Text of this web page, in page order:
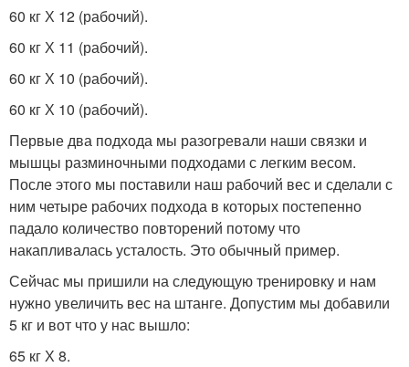
60 кг Х 12 (рабочий).
60 кг Х 11 (рабочий).
60 кг Х 10 (рабочий).
60 кг Х 10 (рабочий).
Первые два подхода мы разогревали наши связки и
мышцы разминочными подходами с легким весом.
После этого мы поставили наш рабочий вес и сделали с
ним четыре рабочих подхода в которых постепенно
падало количество повторений потому что
накапливалась усталость. Это обычный пример.
Сейчас мы пришили на следующую тренировку и нам
нужно увеличить вес на штанге. Допустим мы добавили
5 кг и вот что у нас вышло:
65 кг Х 8.